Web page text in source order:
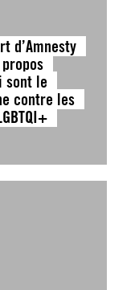
d’Amnesty
sont le
contre les